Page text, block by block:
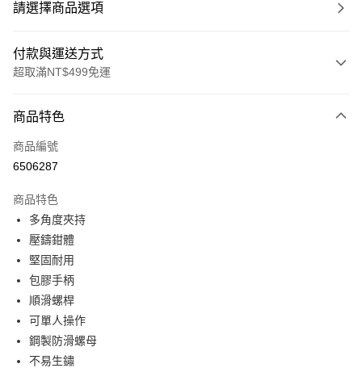
請選擇商品選項
付款與運送方式
超取滿NT$499免運
信用卡一次付款
超商取貨付款
Apple Pay
街口支付
悠遊付
AFTEE先享後付
相關說明
【關於「AFTEE先享後付」】
AFTEE先享後付是「在收到商品之後才付款」的支付方式。 讓您購物簡單
ATM付款
商品特色
商品編號
6506287
商品特色
多角度夾持
壓鑄鉗體
堅固耐用
包膠手柄
順滑螺桿
可單人操作
鋼製防滑螺母
不易生鏽